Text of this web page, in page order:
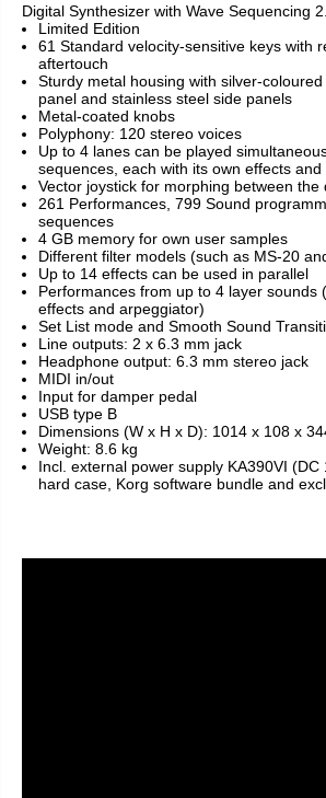
Digital Synthesizer with Wave Sequencing
Limited Edition
61 Standard velocity-sensitive keys with
aftertouch
Sturdy metal housing with silver-
panel and stainless steel side panels
Metal-coated knobs
Polyphony: 120 stereo voices
Up to 4 lanes can be played
sequences, each with its own effects and
Vector joystick for morphing between the
261 Performances, 799 Sound
sequences
4 GB memory for own user samples
Different filter models (such as MS-20
Up to 14 effects can be used in parallel
Performances from up to 4 layer sounds
effects and arpeggiator)
Set List mode and Smooth Sound
Line outputs: 2 x 6.3 mm jack
Headphone output: 6.3 mm stereo jack
MIDI in/out
Input for damper pedal
USB type B
Dimensions (W x H x D): 1014 x 108 x
Weight: 8.6 kg
Incl. external power supply KA390VI (DC
hard case, Korg software bundle and